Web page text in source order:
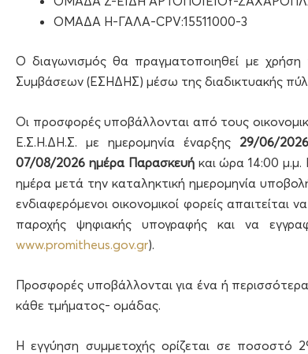
ΟΜΑΔΑ Η-ΓΑΛΑ-CPV:15511000-3
Ο διαγωνισμός θα πραγματοποιηθεί με
Συμβάσεων (ΕΣΗΔΗΣ) μέσω της διαδικτυακής
Οι προσφορές υποβάλλονται από τους
Ε.Σ.Η.ΔΗ.Σ. με ημερομηνία έναρξης 29/06/
07/08/2026 ημέρα Παρασκευήκαι ώρα 14:00 μ.μ.
ημέρα μετά την καταληκτική ημερομηνία
ενδιαφερόμενοι οικονομικοί φορείς
παροχής ψηφιακής υπογραφής και να
www.promitheus.gov.gr).
Προσφορές υποβάλλονται για ένα ή
κάθε τμήματος- ομάδας.
Η εγγύηση συμμετοχής ορίζεται σε ποσοστό